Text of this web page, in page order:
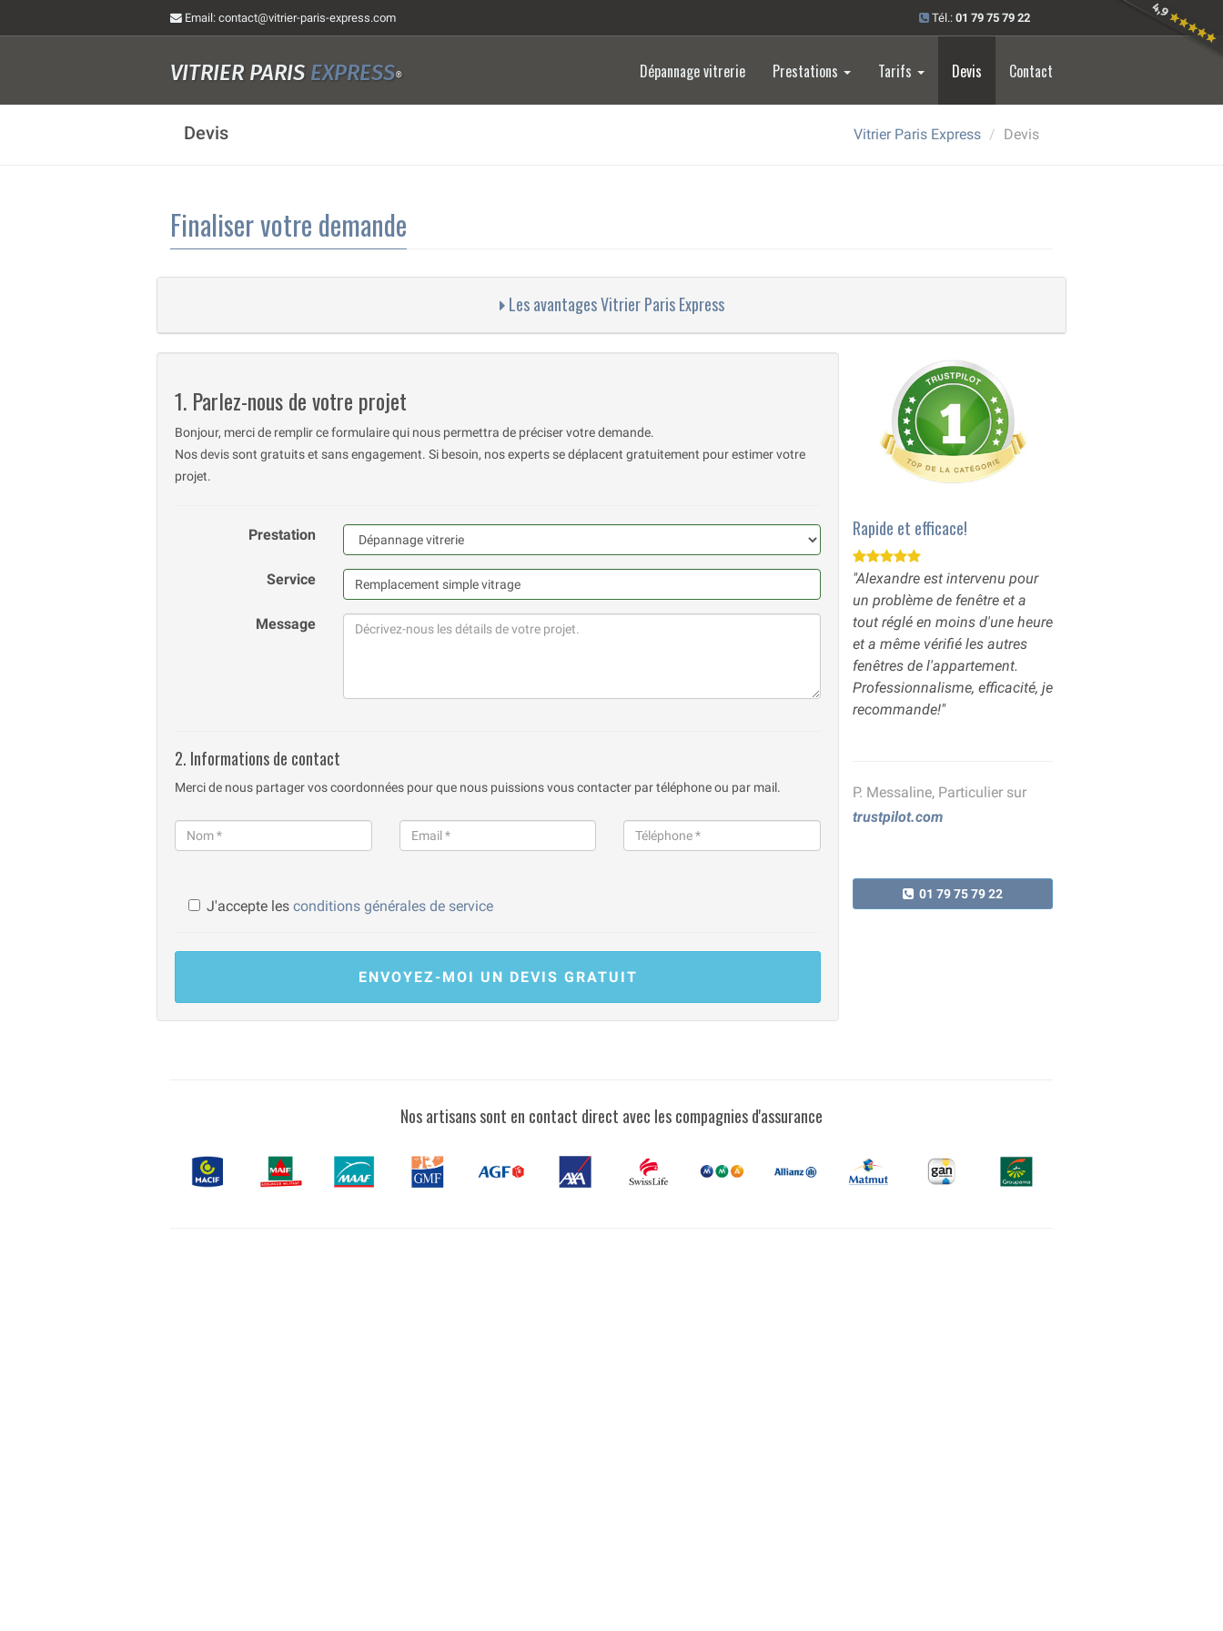
Email: contact@vitrier-paris-express.com Tél.: 01 79 75 79 22
VITRIER PARIS EXPRESS® Dépannage vitrerie Prestations Tarifs Devis Contact
Devis Vitrier Paris Express Devis
Finaliser votre demande
Les avantages Vitrier Paris Express
Rapide et efficace!
"Alexandre est intervenu pour
un problème de fenêtre et a
tout réglé en moins d'une heure
et a même vérifié les autres
fenêtres de l'appartement.
Professionnalisme, efficacité, je
recommande!"
P. Messaline, Particulier sur
trustpilot.com
01 79 75 79 22
1. Parlez-nous de votre projet
Bonjour, merci de remplir ce formulaire qui nous permettra de préciser votre demande.
Nos devis sont gratuits et sans engagement. Si besoin, nos experts se déplacent gratuitement pour estimer votre
projet.
Prestation
Service
Message
2. Informations de contact
Merci de nous partager vos coordonnées pour que nous puissions vous contacter par téléphone ou par mail.
J'accepte les conditions générales de service
ENVOYEZ-MOI UN DEVIS GRATUIT
Nos artisans sont en contact direct avec les compagnies d'assurance